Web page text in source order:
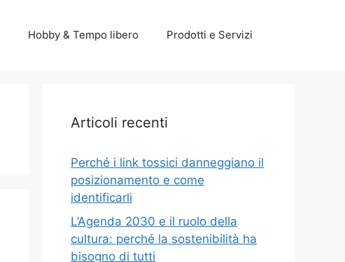
Hobby & Tempo libero Prodotti e Servizi
Articoli recenti
Perché i link tossici danneggiano il
posizionamento e come
identificarli
L’Agenda 2030 e il ruolo della
cultura: perché la sostenibilità ha
bisogno di tutti